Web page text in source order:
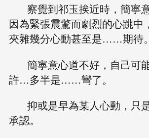
察覺到祁玉挨近時，簡寧
因為緊張震驚而劇烈的心跳中
夾雜幾分心動甚至是……期待。
簡寧意心道不好，自己
許…多半是……彎了。
抑或是早為某人心動，只
承認。